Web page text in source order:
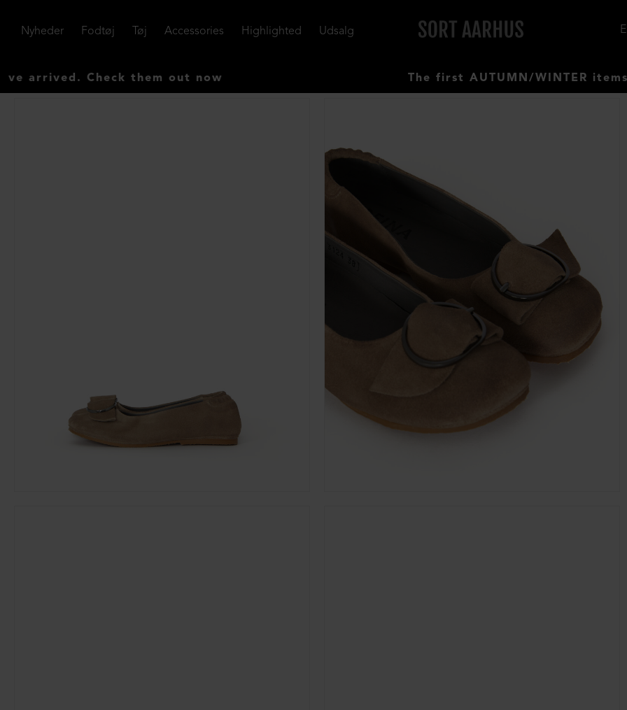
Nyheder Fodtøj Tøj Accessories Highlighted Udsalg
Check them out now The first AUTUMN/WINTER items have